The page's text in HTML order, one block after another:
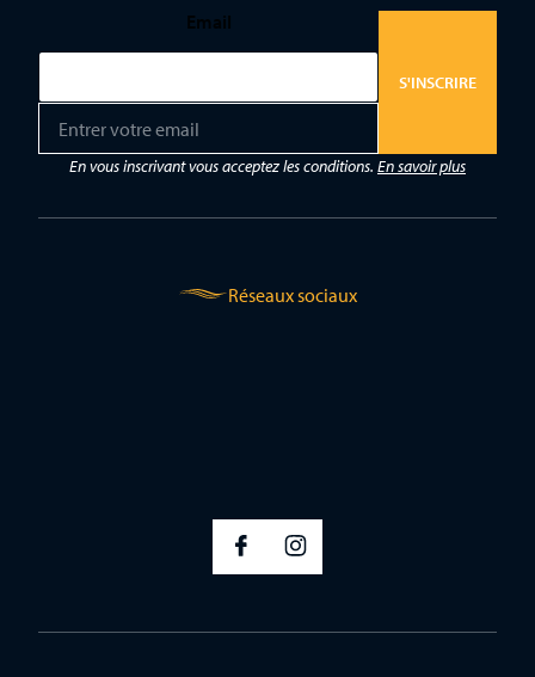
Email
a
*
S'INSCRIRE
En vous inscrivant vous acceptez les conditions. En savoir plus
Réseaux sociaux